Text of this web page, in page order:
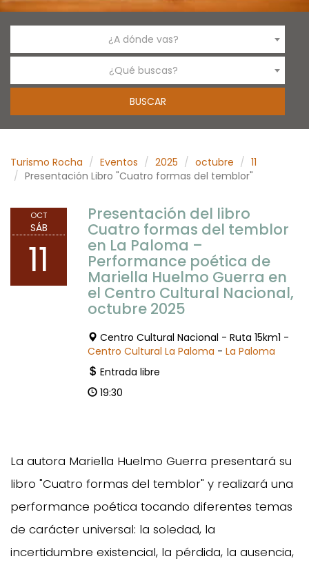
¿A dónde vas?
¿Qué buscas?
Turismo Rocha Eventos 2025 octubre
11
Presentación Libro "Cuatro formas del temblor"
OCT
SÁB
11
Presentación del libro
Cuatro formas del temblor
en La Paloma –
Performance poética de
Mariella Huelmo Guerra en
el Centro Cultural Nacional,
octubre 2025
Centro Cultural Nacional - Ruta 15km1 -
Centro Cultural La Paloma - La Paloma
Entrada libre
19:30
La autora Mariella Huelmo Guerra presentará su
libro "Cuatro formas del temblor" y realizará una
performance poética tocando diferentes temas
de carácter universal: la soledad, la
incertidumbre existencial, la pérdida, la ausencia,